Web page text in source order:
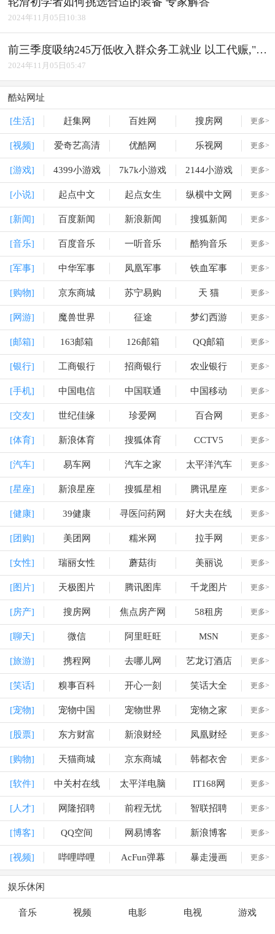
2024年11月05日10:38
前三季度吸纳245万低收入群众务工就业 以工代赈,"赈"出实效
2024年11月05日05:47
酷站网址
[生活] 赶集网 百姓网 搜房网 更多>
[视频] 爱奇艺高清 优酷网 乐视网 更多>
[游戏] 4399小游戏 7k7k小游戏 2144小游戏 更多>
[小说] 起点中文 起点女生 纵横中文网 更多>
[新闻] 百度新闻 新浪新闻 搜狐新闻 更多>
[音乐] 百度音乐 一听音乐 酷狗音乐 更多>
[军事] 中华军事 凤凰军事 铁血军事 更多>
[购物] 京东商城 苏宁易购 天 猫 更多>
[网游] 魔兽世界 征途 梦幻西游 更多>
[邮箱] 163邮箱 126邮箱 QQ邮箱 更多>
[银行] 工商银行 招商银行 农业银行 更多>
[手机] 中国电信 中国联通 中国移动 更多>
[交友] 世纪佳缘 珍爱网 百合网 更多>
[体育] 新浪体育 搜狐体育 CCTV5 更多>
[汽车] 易车网 汽车之家 太平洋汽车 更多>
[星座] 新浪星座 搜狐星相 腾讯星座 更多>
[健康] 39健康 寻医问药网 好大夫在线 更多>
[团购] 美团网 糯米网 拉手网 更多>
[女性] 瑞丽女性 蘑菇街 美丽说 更多>
[图片] 天极图片 腾讯图库 千龙图片 更多>
[房产] 搜房网 焦点房产网 58租房 更多>
[聊天] 微信 阿里旺旺 MSN 更多>
[旅游] 携程网 去哪儿网 艺龙订酒店 更多>
[笑话] 糗事百科 开心一刻 笑话大全 更多>
[宠物] 宠物中国 宠物世界 宠物之家 更多>
[股票] 东方财富 新浪财经 凤凰财经 更多>
[购物] 天猫商城 京东商城 韩都衣舍 更多>
[软件] 中关村在线 太平洋电脑 IT168网 更多>
[人才] 网隆招聘 前程无忧 智联招聘 更多>
[博客] QQ空间 网易博客 新浪博客 更多>
[视频] 哔哩哔哩 AcFun弹幕 暴走漫画 更多>
娱乐休闲
音乐 视频 电影 电视 游戏